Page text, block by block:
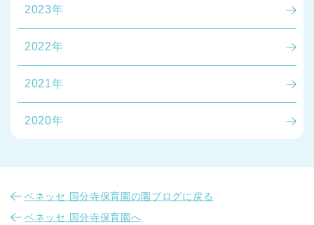
2023年
2022年
2021年
2020年
ベネッセ 国分寺保育園の園ブログに戻る
ベネッセ 国分寺保育園へ